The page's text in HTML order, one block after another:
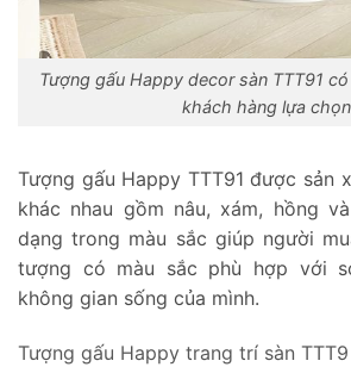
Tượng gấu Happy decor sàn TTT91
khách hàng lựa chọn
Tượng gấu Happy TTT91 được sản
khác nhau gồm nâu, xám, hồng
dạng trong màu sắc giúp người
tượng có màu sắc phù hợp với
không gian sống của mình.
Tượng gấu Happy trang trí sàn